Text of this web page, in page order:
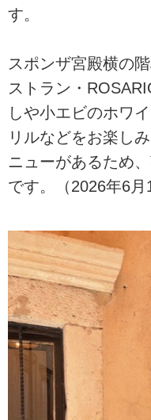
す。
スポンザ宮殿横の
ストラン・
しや小エビのホワ
リルなどをお楽し
ニューがあるため
です。（2026年6月